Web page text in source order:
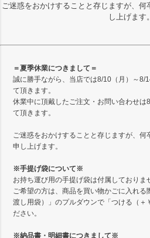
ご迷惑をおかけすることと存じますが、
し上げます。
＝夏季休業につきまして＝
誠に勝手ながら、当店では8/10（月）～8/
て頂きます。
休業中に頂戴したご注文・お問い合わせ
て頂きます。
ご迷惑をおかけすることと存じますが、
申し上げます。
※手提げ袋について※
お持ち運び用の手提げ袋は付属しておりま
ご希望の方は、商品を買い物かごに入れる
渡し用袋）」のプルダウンで「つける（＋
ださい。
※納品書・明細書につきまして※